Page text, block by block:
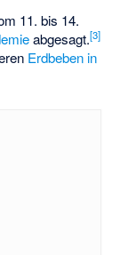
11. bis 14.
abgesagt.[3]
Erdbeben in